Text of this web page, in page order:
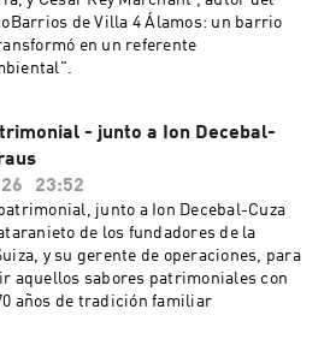
de Villa 4 Álamos: un barrio
en un referente
- junto a Ion Decebal-
23:52
junto a Ion Decebal-Cuza
de los fundadores de la
y su gerente de operaciones, para
aquellos sabores patrimoniales con
años de tradición familiar